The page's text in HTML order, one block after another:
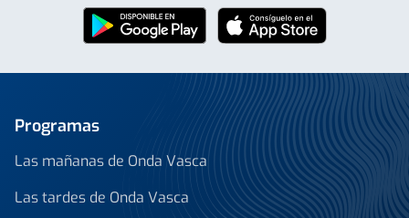
Programas
Las mañanas de Onda Vasca
Las tardes de Onda Vasca